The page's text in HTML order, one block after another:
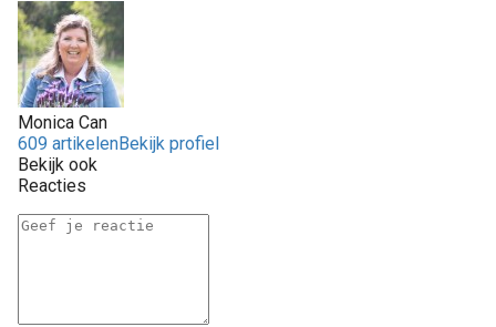
Monica Can
609 artikelenBekijk profiel
Bekijk ook
Reacties